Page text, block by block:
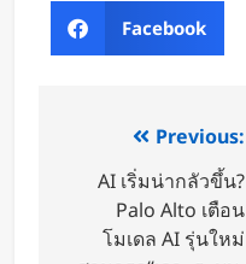
Facebook
Previous:
AI เริ่มน่ากลัวขึ้น?
Palo Alto เตือน
โมเดล AI รุ่นใหม่